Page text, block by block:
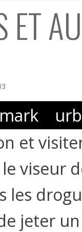
ET
et
viseur
les
jeter